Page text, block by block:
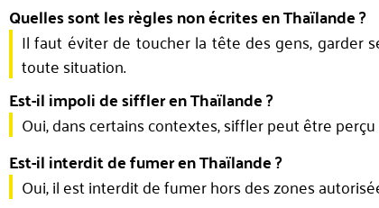
Quelles sont les règles non écrites en Thaïlande ?
Il faut éviter de toucher la tête des gens, garder
toute situation.
Est-il impoli de siffler en Thaïlande ?
Oui, dans certains contextes, siffler peut être
Est-il interdit de fumer en Thaïlande ?
Oui, il est interdit de fumer hors des zones